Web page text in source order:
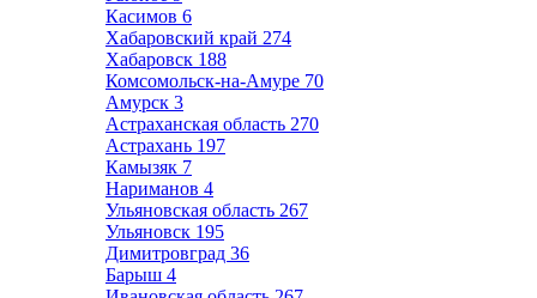
Касимов 6
Хабаровский край 274
Хабаровск 188
Комсомольск-на-Амуре 70
Амурск 3
Астраханская область 270
Астрахань 197
Камызяк 7
Нариманов 4
Ульяновская область 267
Ульяновск 195
Димитровград 36
Барыш 4